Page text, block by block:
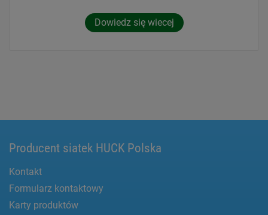
Dowiedz się wiecej
Producent siatek HUCK Polska
Kontakt
Formularz kontaktowy
Karty produktów